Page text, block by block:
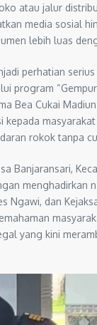
atau jalur
media sosial
lebih luas
perhatian
program
Bea Cukai
kepada
rokok tanpa
Banjaransari,
menghadirkan
Ngawi, dan
yang kini